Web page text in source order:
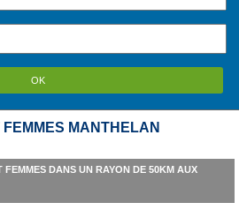
OK
MANTHELAN
FEMMES DANS UN RAYON DE 50KM AUX